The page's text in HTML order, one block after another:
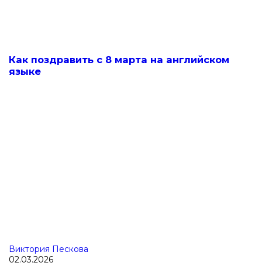
Как поздравить с 8 марта на английском
языке
Виктория Пескова
02.03.2026